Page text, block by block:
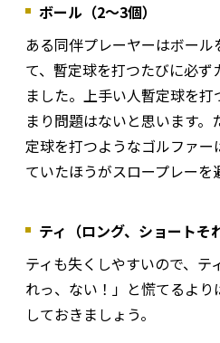
ボール（2〜3個）
ある同伴プレーヤーはボール
て、暫定球を打つたびに必ず
ました。上手い人暫定球を
まり問題はないと思います
定球を打つようなゴルファ
ていたほうがスロープレーを
ティ（ロング、ショートそ
ティも失くしやすいので、テ
れっ、ない！」と慌てるよ
しておきましょう。